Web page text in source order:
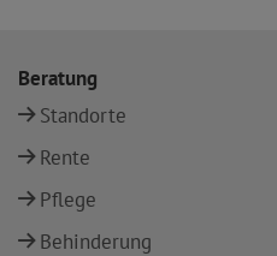
Beratung
Standorte
Rente
Pflege
Behinderung